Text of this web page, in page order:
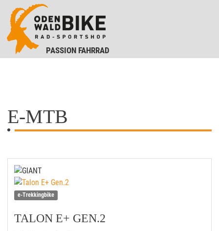
PASSION FAHRRAD
E-MTB
e-Trekkingbike
TALON E+ GEN.2